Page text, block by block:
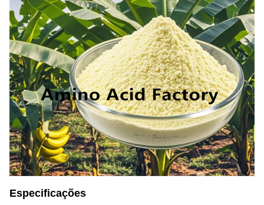
Especificações